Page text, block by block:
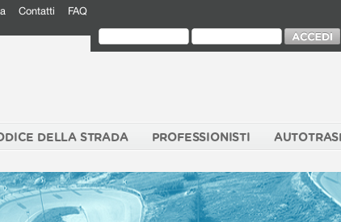
Contatti FAQ
DELLA STRADA PROFESSIONISTI